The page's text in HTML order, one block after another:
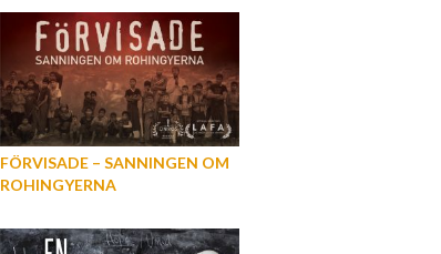
FÖRVISADE – SANNINGEN OM
ROHINGYERNA